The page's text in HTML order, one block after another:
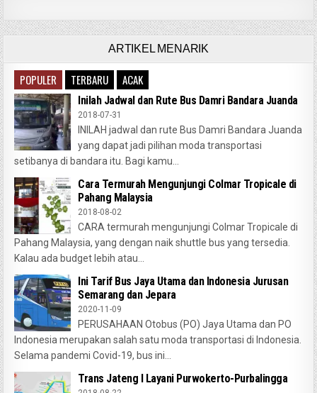
ARTIKEL MENARIK
POPULER TERBARU ACAK
Inilah Jadwal dan Rute Bus Damri Bandara Juanda
2018-07-31
INILAH jadwal dan rute Bus Damri Bandara Juanda
yang dapat jadi pilihan moda transportasi
setibanya di bandara itu. Bagi kamu...
Cara Termurah Mengunjungi Colmar Tropicale di
Pahang Malaysia
2018-08-02
CARA termurah mengunjungi Colmar Tropicale di
Pahang Malaysia, yang dengan naik shuttle bus yang tersedia.
Kalau ada budget lebih atau...
Ini Tarif Bus Jaya Utama dan Indonesia Jurusan
Semarang dan Jepara
2020-11-09
PERUSAHAAN Otobus (PO) Jaya Utama dan PO
Indonesia merupakan salah satu moda transportasi di Indonesia.
Selama pandemi Covid-19, bus ini...
Trans Jateng I Layani Purwokerto-Purbalingga